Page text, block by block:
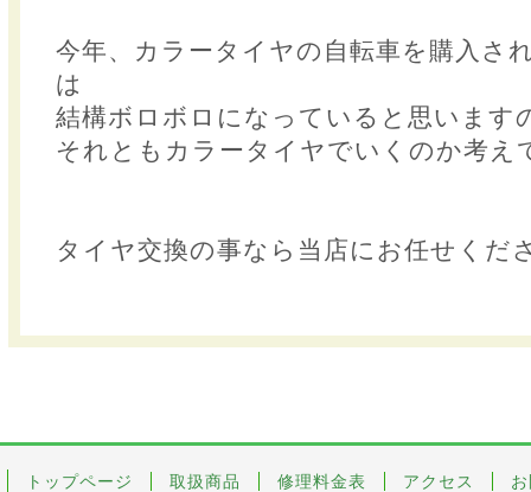
今年、カラータイヤの自転車を購入さ
は
結構ボロボロになっていると思います
それともカラータイヤでいくのか考え
タイヤ交換の事なら当店にお任せくだ
トップページ 取扱商品 修理料金表 アクセス